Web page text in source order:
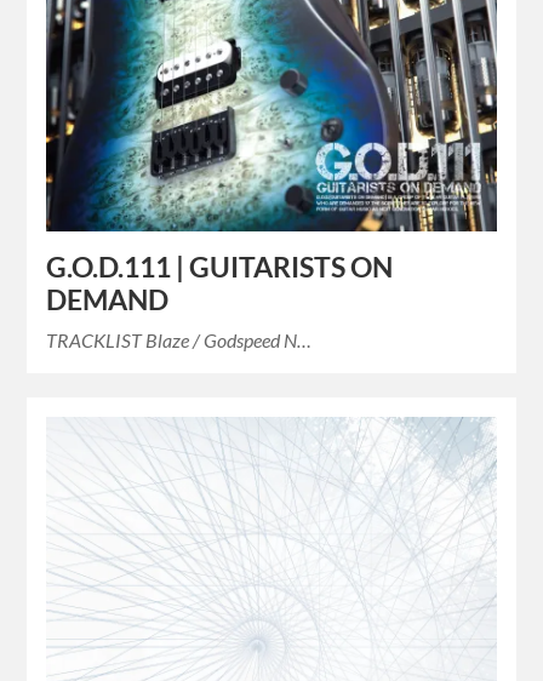
G.O.D.111 | GUITARISTS ON
DEMAND
TRACKLIST Blaze / Godspeed N…